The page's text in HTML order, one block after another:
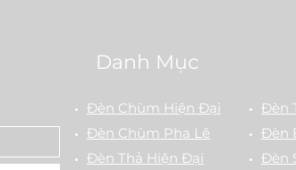
Danh Mục
Đèn Chùm Hiện Đại
Đèn Chùm Pha Lê
Đèn Thả Hiện Đại
Đèn
Đèn
Đèn